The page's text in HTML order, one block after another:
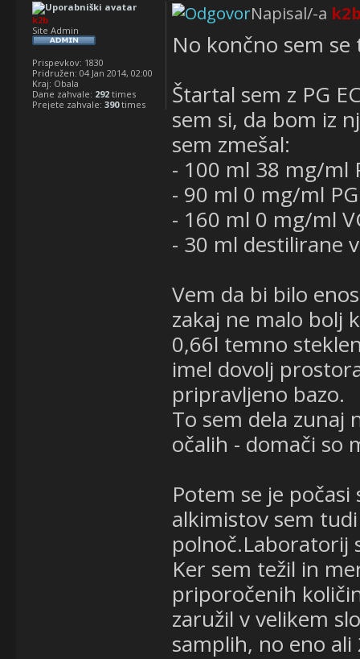
Napisal/-a
No končno sem
Štartal sem z PG
sem si, da bom iz
sem zmešal:
- 100 ml 38 mg/ml
- 90 ml 0 mg/ml
- 160 ml 0 mg/ml
- 30 ml destilirane
Vem da bi bilo
zakaj ne malo bolj
0,66l temno
imel dovolj
pripravljeno bazo.
To sem dela zunaj
očalih - domači so
Potem se je
alkimistov sem
polnoč.Laboratorij
Ker sem težil in
priporočenih
zaružil v velikem
samplih, no eno
k2b
Site Admin
Prispevkov: 1830
Pridružen: 04 Jan 2014, 02:00
Kraj: Obala
Dane zahvale: 292 times
Prejete zahvale: 390times